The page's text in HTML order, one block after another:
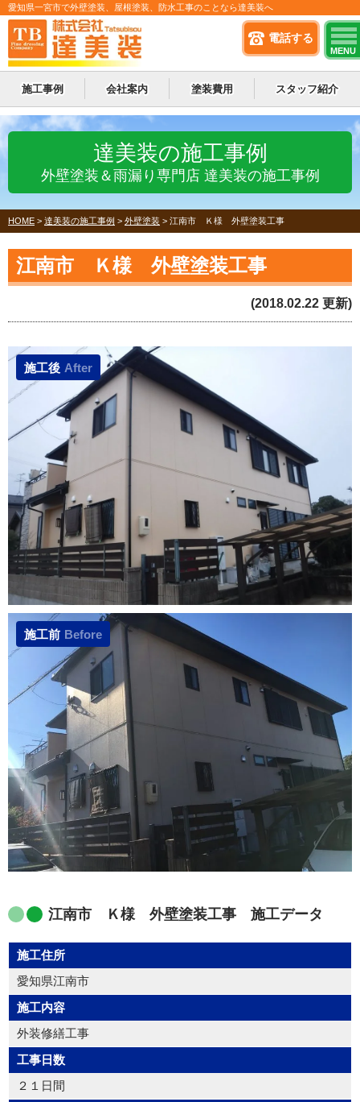
電話する
MENU
愛知県一宮市で外壁塗装、屋根塗装、防水工事のことなら達美装へ
施工事例 会社案内 塗装費用 スタッフ紹介
達美装の施工事例
外壁塗装＆雨漏り専門店 達美装の施工事例
HOME > 達美装の施工事例 > 外壁塗装 > 江南市 Ｋ様 外壁塗装工事
江南市 Ｋ様 外壁塗装工事
(2018.02.22 更新)
施工後 After
施工前 Before
江南市 Ｋ様 外壁塗装工事 施工データ
施工住所
愛知県江南市
施工内容
外装修繕工事
工事日数
２１日間